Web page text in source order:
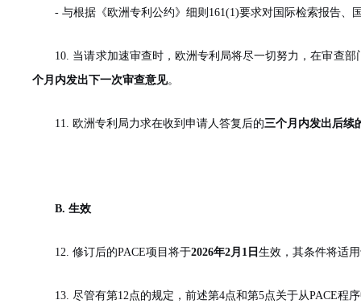
- 与根据《欧洲专利公约》细则161(1)要求对国际检索报告
10. 当请求加速审查时，欧洲专利局将尽一切努力，在审查
个月内发出下一次审查意见。
11. 欧洲专利局力求在收到申请人答复后的三个月内发出后续
B. 生效
12. 修订后的PACE项目将于2026年2月1日 生效，其条件将适
13. 尽管有第12点的规定，前述第4点和第5点关于从PACE程